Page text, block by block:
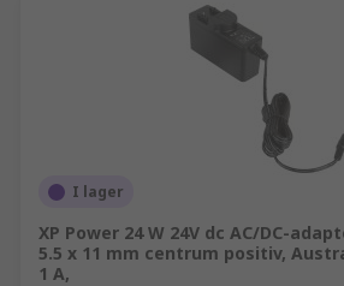
I lager
XP Power 24 W 24V dc AC/DC-
5.5 x 11 mm centrum positiv,
1 A,